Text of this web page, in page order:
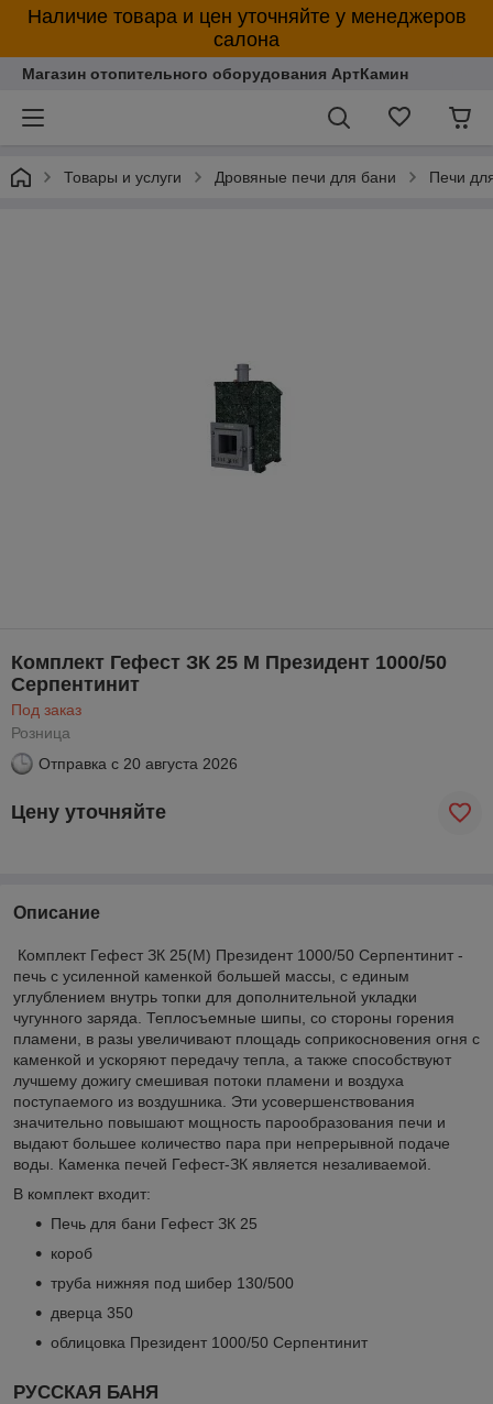
Наличие товара и цен уточняйте у менеджеров
салона
Магазин отопительного оборудования АртКамин
Товары и услуги Дровяные печи для бани Печи
Комплект Гефест ЗК 25 М Президент 1000/50
Серпентинит
Под заказ
Розница
Отправка с 20 августа 2026
Цену уточняйте
Описание
Комплект Гефест ЗК 25(М) Президент 1000/50 Серпентинит -
печь с усиленной каменкой большей массы, с единым
углублением внутрь топки для дополнительной укладки
чугунного заряда. Теплосъемные шипы, со стороны горения
пламени, в разы увеличивают площадь соприкосновения огня с
каменкой и ускоряют передачу тепла, а также способствуют
лучшему дожигу смешивая потоки пламени и воздуха
поступаемого из воздушника. Эти усовершенствования
значительно повышают мощность парообразования печи и
выдают большее количество пара при непрерывной подаче
воды. Каменка печей Гефест-ЗК является незаливаемой.
В комплект входит:
Печь для бани Гефест ЗК 25
короб
труба нижняя под шибер 130/500
дверца 350
облицовка Президент 1000/50 Серпентинит
РУССКАЯ БАНЯ